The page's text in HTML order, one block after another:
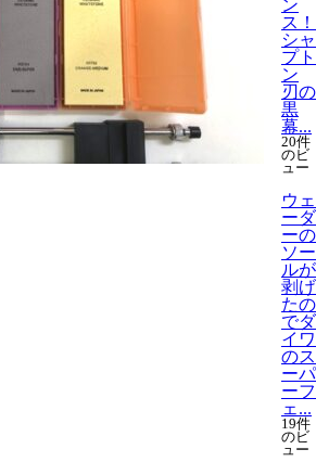
ン
ス！
シャ
プト
ン
刃の
黒
幕...
20件
のビ
ュー
ウェ
ーダ
ーの
ソー
ルが
剥げ
たの
でダ
イワ
のス
ーパ
ーフ
ェ...
19件
のビ
ュー